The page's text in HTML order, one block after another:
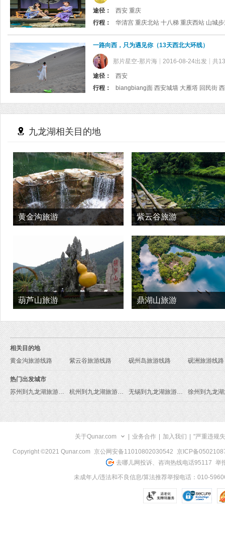
途径：
西安 重庆
行程：
一路向西，只为遇见你（13天西北大环线）
那片星空-那片海 2016-08-24出发 共
途径：
西安
行程：
biangbiang面 西安城墙 大雁塔 回民街
九龙湖相关目的地
黄金沟旅游 紫云谷旅游
葫芦山旅游 鼎湖山旅游
相关目的地
黄金沟旅游线路
紫云谷旅游线路 砚州岛旅游线路 砚洲旅游线路
热门出发城市
苏州到九龙湖旅游报价
杭州到九龙湖旅游报价 无锡到九龙湖旅游报价
关于Qunar.com 业务合作 加入我们 "严重违规
Copyright ©2021 Qunar.com 京公网安备11010802030542
京ICP备
去哪儿网投诉、咨询热线电话95117 举
未成年人/违法和不良信息/算法推荐举报电话：010-